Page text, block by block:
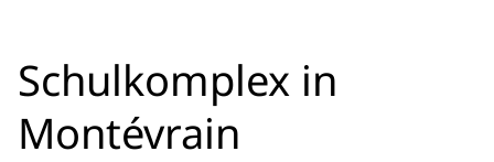
Schulkomplex in
Montévrain